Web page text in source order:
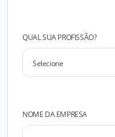
QUAL SUA PROFISSÃO?
NOME DA EMPRESA